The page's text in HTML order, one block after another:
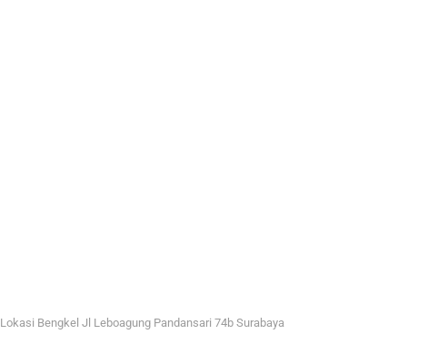
Lokasi Bengkel Jl Leboagung Pandansari 74b Surabaya